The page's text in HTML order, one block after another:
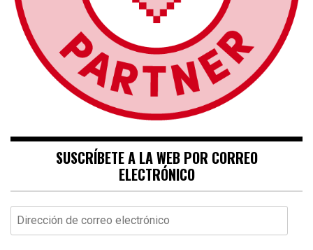
SUSCRÍBETE A LA WEB POR CORREO
ELECTRÓNICO
Dirección
de